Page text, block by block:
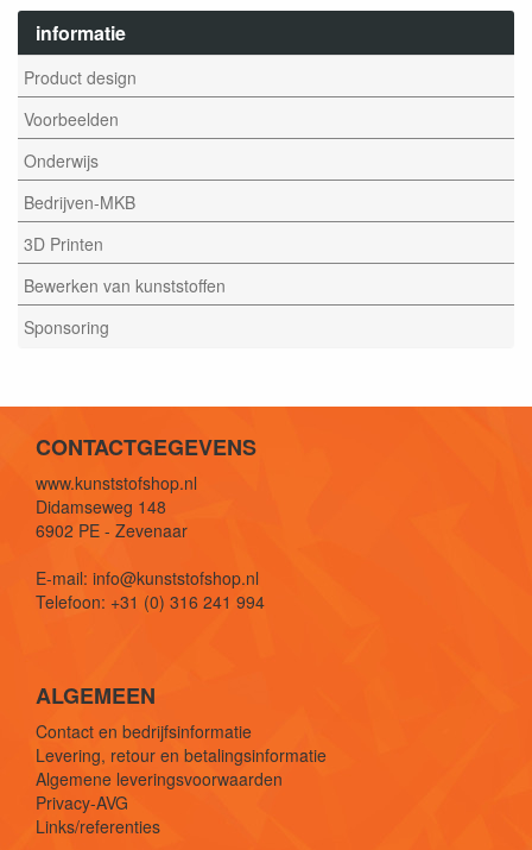
informatie
Product design
Voorbeelden
Onderwijs
Bedrijven-MKB
3D Printen
Bewerken van kunststoffen
Sponsoring
CONTACTGEGEVENS
www.kunststofshop.nl
Didamseweg 148
6902 PE - Zevenaar
E-mail: info@kunststofshop.nl
Telefoon: +31 (0) 316 241 994
ALGEMEEN
Contact en bedrijfsinformatie
Levering, retour en betalingsinformatie
Algemene leveringsvoorwaarden
Privacy-AVG
Links/referenties